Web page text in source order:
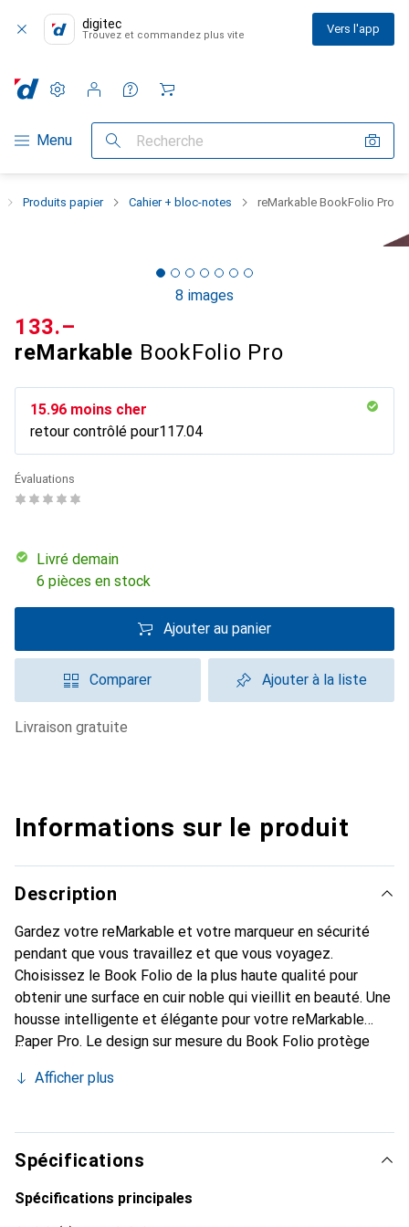
digitec
Trouvez et commandez plus vite Vers l'app
Navigation par catégorie
Menu Recherche
Paramètres
Compte client
Listes de comparaison
Listes d'envies
Panier
Produits papier Cahier + bloc-notes reMarkable BookFolio Pro
8 images
reMarkable BookFolio Pro
CHF
133.–
CHF
15.96 moins cher
retour contrôlé pourCHF
117.04
Évaluations
Livré demain
6 pièces en stock
Ajouter au panier
Comparer Ajouter à la liste
livraison gratuite
Informations sur le produit
Description
Gardez votre reMarkable et votre marqueur en sécurité
pendant que vous travaillez et que vous voyagez.
Choisissez le Book Folio de la plus haute qualité pour
obtenir une surface en cuir noble qui vieillit en beauté. Une
housse intelligente et élégante pour votre reMarkable
Paper Pro. Le design sur mesure du Book Folio protège
mince, sans ajouter de poids à votre sac. Avec sa propre
complète l'expérience reMarkable. Lorsque vous êtes prêt
à travailler, il vous suffit de tirer la sangle derrière le Folio.
Facile à utiliser sans effort. Fabriqué en cuir véritable de
haute qualité, qui vieillit en beauté. Les Premium Book
Afficher plus
Spécifications
Spécifications principales